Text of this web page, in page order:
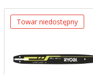
Towar niedostępny